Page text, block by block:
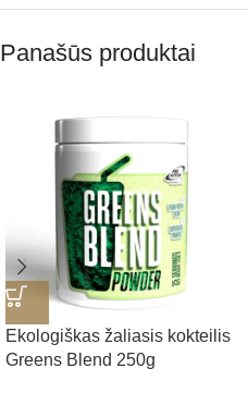
Panašūs produktai
Ekologiškas žaliasis kokteilis
Greens Blend 250g